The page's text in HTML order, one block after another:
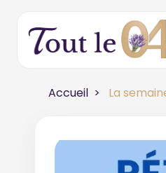
Accueil La